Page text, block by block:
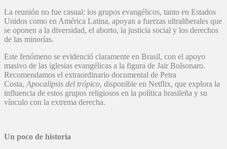
La reunión no fue casual: los grupos evangélicos, tanto en Estados
Unidos como en América Latina, apoyan a fuerzas ultraliberales que
se oponen a la diversidad, el aborto, la justicia social y los derechos
de las minorías.
Este fenómeno se evidenció claramente en Brasil, con el apoyo
masivo de las iglesias evangélicas a la figura de Jair Bolsonaro.
Recomendamos el extraordinario documental de Petra
Costa, Apocalipsis del trópico, disponible en Netflix, que explora la
influencia de estos grupos religiosos en la política brasileña y su
vínculo con la extrema derecha.
Un poco de historia